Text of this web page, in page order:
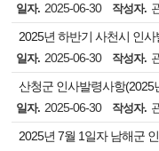
일자. 2025-06-30 작성자.
2025년 하반기 사천시 인
일자. 2025-06-30 작성자.
산청군 인사발령사항(2025
일자. 2025-06-30 작성자.
2025년 7월 1일자 남해군